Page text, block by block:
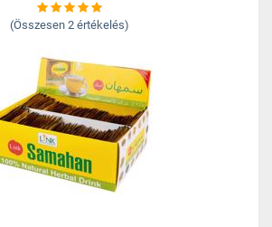
(Összesen 2 értékelés)